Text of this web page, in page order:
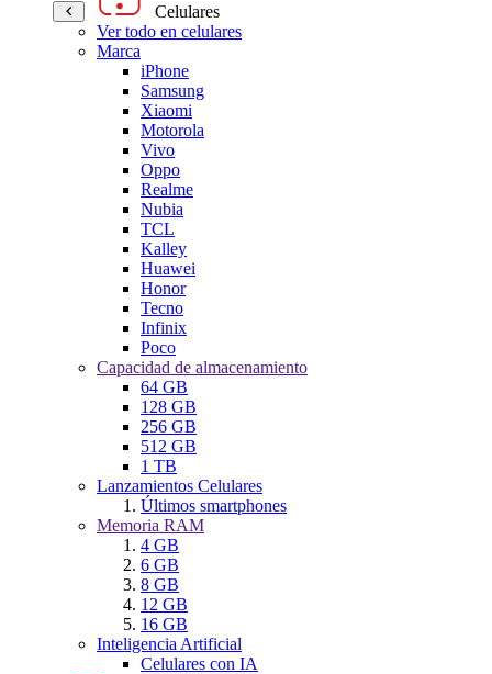
Celulares
Ver todo en celulares
Marca
iPhone
Samsung
Xiaomi
Motorola
Vivo
Oppo
Realme
Nubia
TCL
Kalley
Huawei
Honor
Tecno
Infinix
Poco
Capacidad de almacenamiento
64 GB
128 GB
256 GB
512 GB
1 TB
Lanzamientos Celulares
Últimos smartphones
Memoria RAM
4 GB
6 GB
8 GB
12 GB
16 GB
Inteligencia Artificial
Celulares con IA